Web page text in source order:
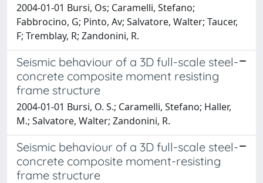
2004-01-01 Bursi, Os; Caramelli, Stefano;
Fabbrocino, G; Pinto, Av; Salvatore, Walter; Taucer,
F; Tremblay, R; Zandonini, R.
Seismic behaviour of a 3D full-scale steel-
concrete composite moment resisting
frame structure
2004-01-01 Bursi, O. S.; Caramelli, Stefano; Haller,
M.; Salvatore, Walter; Zandonini, R.
Seismic behaviour of a 3D full-scale steel-
concrete composite moment-resisting
frame structure